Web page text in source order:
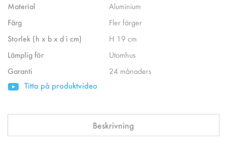
Material
Aluminium
Färg
Fler färger
Storlek (h x b x d i cm)
H 19 cm
Lämplig för
Utomhus
Garanti
24 månaders
Titta på produktvideo
Beskrivning